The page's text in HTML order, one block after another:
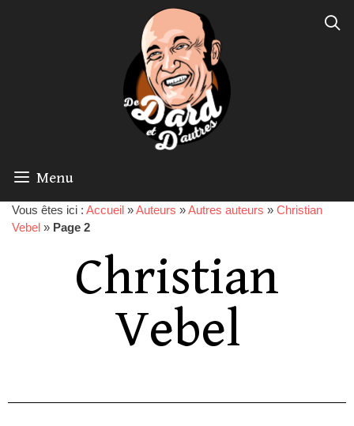
Menu
Vous êtes ici : Accueil »Auteurs »Autres auteurs » Christian
Vebel » Page 2
Christian
Vebel